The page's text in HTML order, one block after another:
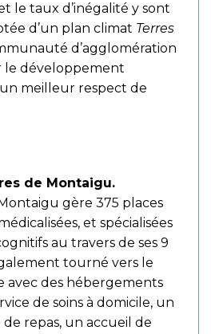
le taux d’inégalité y sont
d’un plan climat Terres
d’agglomération
développement
meilleur respect de
de Montaigu.
gère 375 places
et spécialisées
au travers de ses 9
tourné vers le
avec des hébergements
de soins à domicile, un
repas, un accueil de